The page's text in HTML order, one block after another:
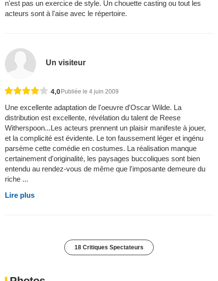
n'est pas un exercice de style. Un chouette casting ou tout les
acteurs sont à l'aise avec le répertoire.
Un visiteur
4,0Publiée le 4 juin 2009
Une excellente adaptation de l'oeuvre d'Oscar Wilde. La
distribution est excellente, révélation du talent de Reese
Witherspoon...Les acteurs prennent un plaisir manifeste à jouer,
et la complicité est évidente. Le ton faussement léger et ingénu
parsème cette comédie en costumes. La réalisation manque
certainement d'originalité, les paysages buccoliques sont bien
entendu au rendez-vous de même que l'imposante demeure du
riche ...
Lire plus
18 Critiques Spectateurs